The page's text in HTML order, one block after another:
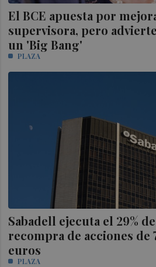
El BCE apuesta por
supervisora, pero
un 'Big Bang'
PLAZA
Sabadell ejecuta el 29%
recompra de acciones de
euros
PLAZA